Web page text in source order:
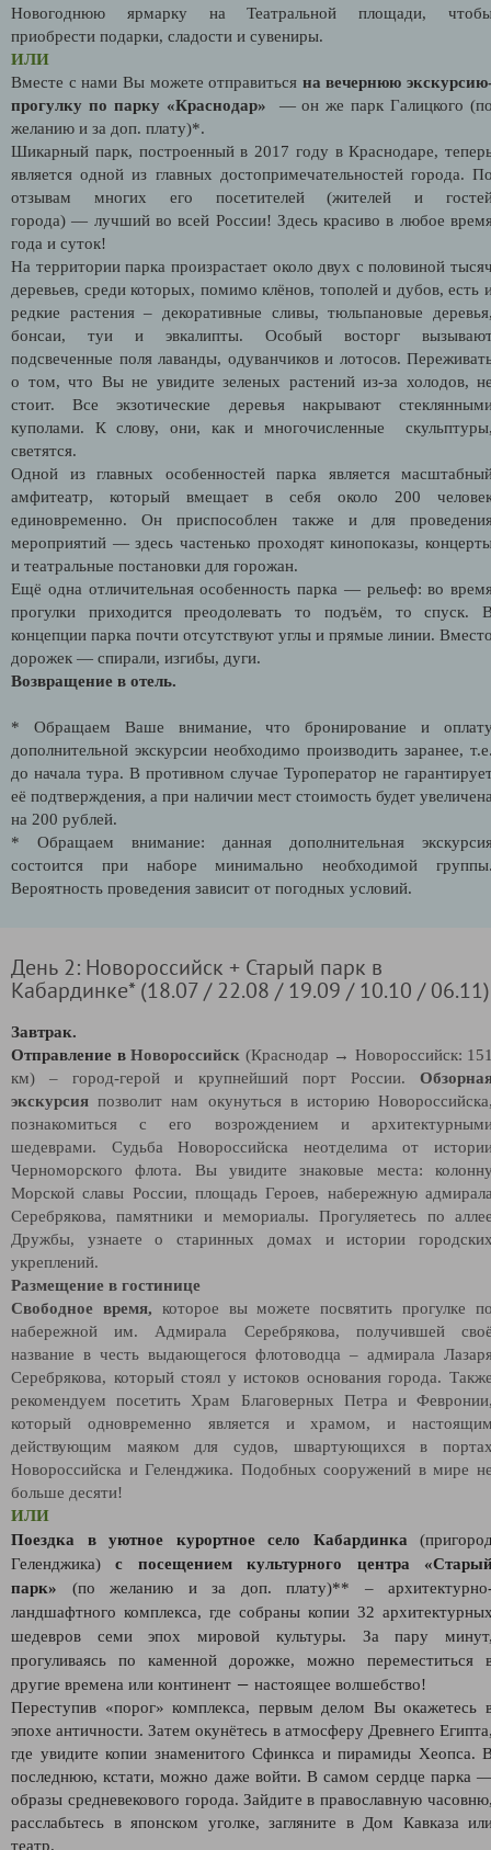
Новогоднюю ярмарку на Театральной площади,
приобрести подарки, сладости и сувениры.
ИЛИ
Вместе с нами Вы можете отправиться на вечернюю
прогулку по парку «Краснодар»
—он жепарк Галицкого
желанию и за доп. плату)*.
Шикарный парк, построенный в 2017 году в Краснодаре,
является одной из главных достопримечательностей города.
отзывам многих его посетителей (жителей и
города) — лучший во всей России! Здесь красиво в любое
года и суток!
На территории парка произрастает около двух с половиной
деревьев, среди которых, помимо клёнов, тополей и дубов, есть
редкие растения – декоративные сливы, тюльпановые
бонсаи, туи и эвкалипты. Особый восторг
подсвеченные поля лаванды, одуванчиков и лотосов.
о том, что Вы не увидите зеленых растений из-за холодов,
стоит. Все экзотические деревья накрывают
куполами. К слову, они, как и многочисленные
светятся.
Одной из главных особенностей парка является
амфитеатр, который вмещает в себя около 200
единовременно. Он приспособлен также и для
мероприятий — здесь частенько проходят кинопоказы,
и театральные постановки для горожан.
Ещё одна отличительная особенность парка — рельеф: во
прогулки приходится преодолевать то подъём, то спуск.
концепции парка почти отсутствуют углы и прямые линии.
дорожек — спирали, изгибы, дуги.
Возвращение в отель.
* Обращаем Ваше внимание, что бронирование и
дополнительной экскурсии необходимо производить заранее,
до начала тура. В противном случае Туроператор не
её подтверждения, а при наличии мест стоимость будет
на 200 рублей.
* Обращаем внимание: данная дополнительная
состоится при наборе минимально необходимой
Вероятность проведения зависит от погодных условий.
День 2: Новороссийск + Старый парк в
Кабардинке* (18.07 / 22.08 / 19.09 / 10.10 / 06.11)
Завтрак.
Отправление в Новороссийск (Краснодар → Новороссийск:
км)– город-герой и крупнейший порт России.
экскурсия позволит нам окунуться в историю
познакомиться с его возрождением и
шедеврами. Судьба Новороссийска неотделима от
Черноморского флота. Вы увидите знаковые места:
Морской славы России, площадь Героев, набережную
Серебрякова, памятники и мемориалы. Прогуляетесь по
Дружбы, узнаете о старинных домах и истории
укреплений.
Размещение в гостинице
Свободное время,
которое вы можете посвятить прогулке
набережной им. Адмирала Серебрякова, получившей
название в честь выдающегося флотоводца – адмирала
Серебрякова, который стоял у истоков основания города.
рекомендуем посетить Храм Благоверных Петра и
который одновременно является и храмом, и
действующим маяком для судов, швартующихся в
Новороссийска и Геленджика. Подобных сооружений в мире
больше десяти!
ИЛИ
Поездка в уютное курортное село Кабардинка
Геленджика)с посещением культурного центра
парк» (по желанию и за доп. плату)** –
ландшафтного комплекса, где собраны копии 32
шедевров семи эпох мировой культуры. За пару
прогуливаясь по каменной дорожке, можно переместиться
другие времена или континент — настоящее волшебство!
Переступив «порог» комплекса, первым делом Вы окажетесь
эпохе античности. Затем окунётесь в атмосферу Древнего
где увидите копии знаменитого Сфинкса и пирамиды Хеопса.
последнюю, кстати, можно даже войти. В самом сердце парка
образы средневекового города. Зайдите в православную
расслабьтесь в японском уголке, загляните в Дом Кавказа
театр.